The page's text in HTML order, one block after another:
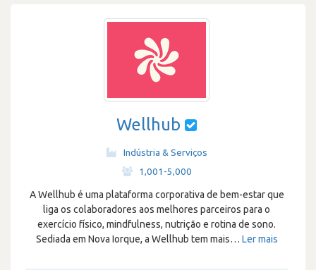
Wellhub
Indústria & Serviços
1,001-5,000
A Wellhub é uma plataforma corporativa de bem-estar que
liga os colaboradores aos melhores parceiros para o
exercício físico, mindfulness, nutrição e rotina de sono.
Sediada em Nova Iorque, a Wellhub tem mais… Ler mais